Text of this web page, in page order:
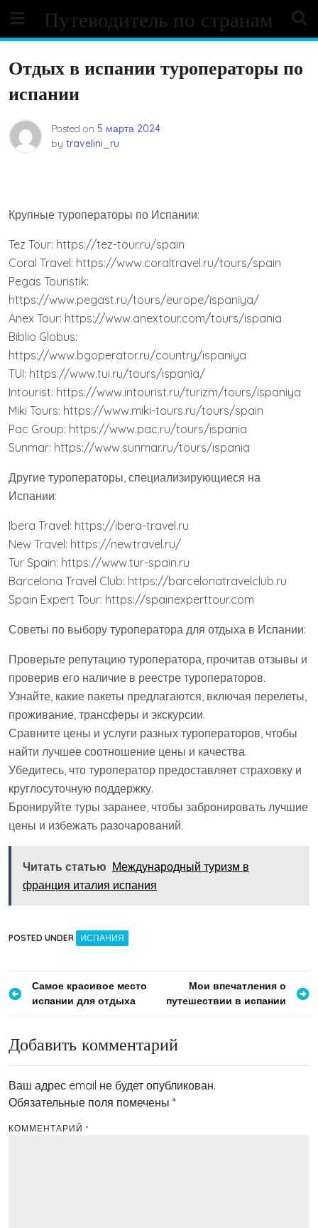
content
Путеводитель по странам
Отдых в испании туроператоры по
испании
Posted on 5 марта 2024
by travelini_ru
Крупные туроператоры по Испании:
Tez Tour: https://tez-tour.ru/spain
Coral Travel: https://www.coraltravel.ru/tours/spain
Pegas Touristik:
https://www.pegast.ru/tours/europe/ispaniya/
Anex Tour: https://www.anextour.com/tours/ispania
Biblio Globus:
https://www.bgoperator.ru/country/ispaniya
TUI: https://www.tui.ru/tours/ispania/
Intourist: https://www.intourist.ru/turizm/tours/ispaniya
Miki Tours: https://www.miki-tours.ru/tours/spain
Pac Group: https://www.pac.ru/tours/ispania
Sunmar: https://www.sunmar.ru/tours/ispania
Другие туроператоры, специализирующиеся на
Испании:
Ibera Travel: https://ibera-travel.ru
New Travel: https://newtravel.ru/
Tur Spain: https://www.tur-spain.ru
Barcelona Travel Club: https://barcelonatravelclub.ru
Spain Expert Tour: https://spainexperttour.com
Советы по выбору туроператора для отдыха в Испании:
Проверьте репутацию туроператора, прочитав отзывы и
проверив его наличие в реестре туроператоров.
Узнайте, какие пакеты предлагаются, включая перелеты,
проживание, трансферы и экскурсии.
Сравните цены и услуги разных туроператоров, чтобы
найти лучшее соотношение цены и качества.
Убедитесь, что туроператор предоставляет страховку и
круглосуточную поддержку.
Бронируйте туры заранее, чтобы забронировать лучшие
цены и избежать разочарований.
Читать статью Международный туризм в
франция италия испания
POSTED UNDER ИСПАНИЯ
Навигация
Самое красивое место
испании для отдыха
Мои впечатления о
путешествии в испании
Добавить комментарий
Ваш адрес email не будет опубликован.
Обязательные поля помечены *
КОММЕНТАРИЙ *